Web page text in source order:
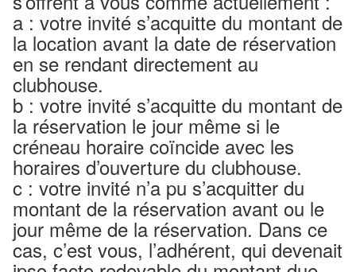
a : votre invité s’acquitte du montant de
la location avant la date de réservation
en se rendant directement au
clubhouse.
b : votre invité s’acquitte du montant de
la réservation le jour même si le
créneau horaire coïncide avec les
horaires d’ouverture du clubhouse.
c : votre invité n’a pu s’acquitter du
montant de la réservation avant ou le
jour même de la réservation. Dans ce
cas, c’est vous, l’adhérent, qui devenait